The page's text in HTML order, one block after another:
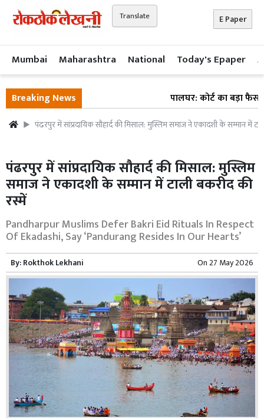
Translate E Paper
Mumbai Maharashtra National Today's Epaper
Breaking News पालघर: कोर्ट का बड़ा
पंढरपुर में सांप्रदायिक सौहार्द की मिसाल: मुस्लिम समाज ने एकादशी के सम्मान में
पंढरपुर में सांप्रदायिक सौहार्द की मिसाल: मुस्लिम
समाज ने एकादशी के सम्मान में टाली बकरीद की
रस्में
Pandharpur Muslims Defer Bakri Eid Rituals In Respect
Of Ekadashi, Say ‘Pandurang Resides In Our Hearts’
By:Rokthok Lekhani On27 May 2026